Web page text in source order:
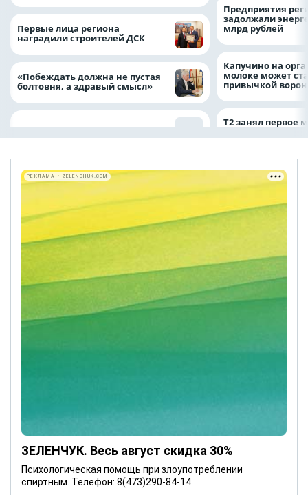
Первые лица региона
наградили строителей ДСК
«Побеждать должна не пустая
болтовня, а здравый смысл»
Предприятия
задолжали
млрд рублей
Капучино на
молоке может
привычкой
Т2 занял первое
ЗЕЛЕНЧУК. Весь август скидка 30%
Психологическая помощь при злоупотреблении
спиртным. Телефон: 8(473)290-84-14
РЕКЛАМА • ZELENCHUK.COM